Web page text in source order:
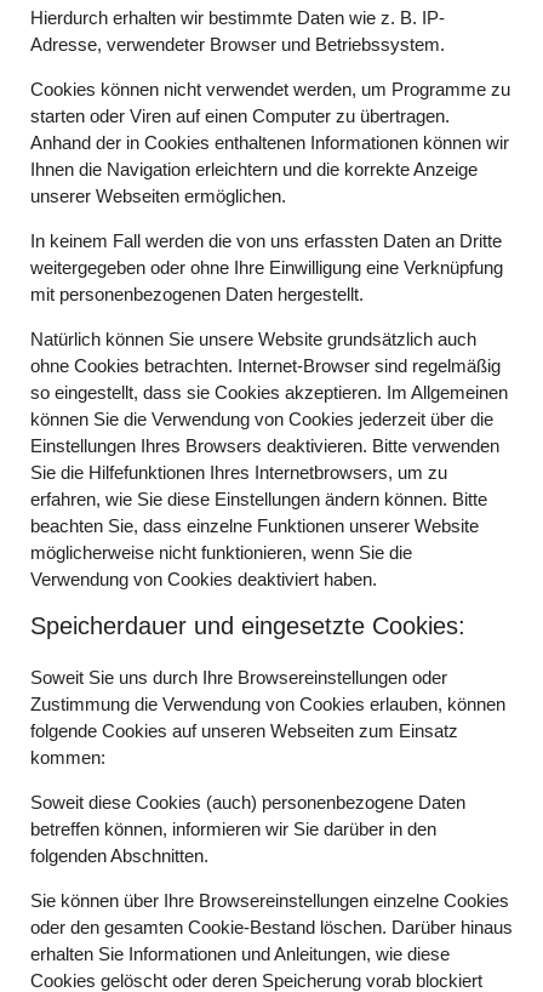
Hierdurch erhalten wir bestimmte Daten wie z. B. IP-
Adresse, verwendeter Browser und Betriebssystem.
Cookies können nicht verwendet werden, um Programme zu
starten oder Viren auf einen Computer zu übertragen.
Anhand der in Cookies enthaltenen Informationen können wir
Ihnen die Navigation erleichtern und die korrekte Anzeige
unserer Webseiten ermöglichen.
In keinem Fall werden die von uns erfassten Daten an Dritte
weitergegeben oder ohne Ihre Einwilligung eine Verknüpfung
mit personenbezogenen Daten hergestellt.
Natürlich können Sie unsere Website grundsätzlich auch
ohne Cookies betrachten. Internet-Browser sind regelmäßig
so eingestellt, dass sie Cookies akzeptieren. Im Allgemeinen
können Sie die Verwendung von Cookies jederzeit über die
Einstellungen Ihres Browsers deaktivieren. Bitte verwenden
Sie die Hilfefunktionen Ihres Internetbrowsers, um zu
erfahren, wie Sie diese Einstellungen ändern können. Bitte
beachten Sie, dass einzelne Funktionen unserer Website
möglicherweise nicht funktionieren, wenn Sie die
Verwendung von Cookies deaktiviert haben.
Speicherdauer und eingesetzte Cookies:
Soweit Sie uns durch Ihre Browsereinstellungen oder
Zustimmung die Verwendung von Cookies erlauben, können
folgende Cookies auf unseren Webseiten zum Einsatz
kommen:
Soweit diese Cookies (auch) personenbezogene Daten
betreffen können, informieren wir Sie darüber in den
folgenden Abschnitten.
Sie können über Ihre Browsereinstellungen einzelne Cookies
oder den gesamten Cookie-Bestand löschen. Darüber hinaus
erhalten Sie Informationen und Anleitungen, wie diese
Cookies gelöscht oder deren Speicherung vorab blockiert